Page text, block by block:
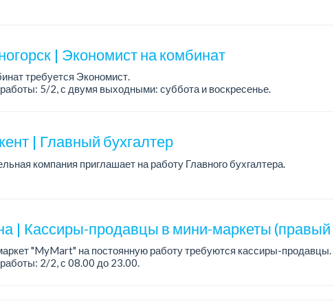
опыт работы от 2 лет...
| Экономист на комбинат
требуется Экономист.
5/2, с двумя выходными: суббота и воскресенье.
| Главный бухгалтер
компания приглашает на работу Главного бухгалтера.
| Кассиры-продавцы в мини-маркеты (правый
"MyMart" на постоянную работу требуются кассиры-продавцы.
2/2, с 08.00 до 23.00.